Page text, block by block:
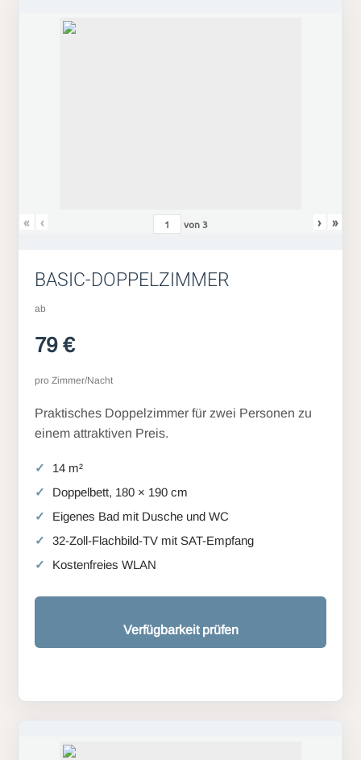
« ‹ von3 › »
BASIC-DOPPELZIMMER
ab
79 €
pro Zimmer/Nacht
Praktisches Doppelzimmer für zwei Personen zu
einem attraktiven Preis.
14 m²
Doppelbett, 180 × 190 cm
Eigenes Bad mit Dusche und WC
32-Zoll-Flachbild-TV mit SAT-Empfang
Kostenfreies WLAN
Verfügbarkeit prüfen